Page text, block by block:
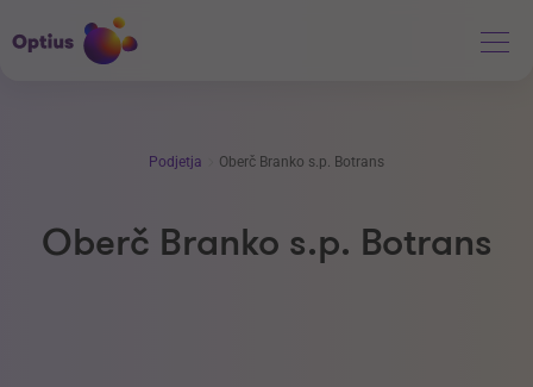
Podjetja Oberč Branko s.p. Botrans
Oberč Branko s.p. Botrans